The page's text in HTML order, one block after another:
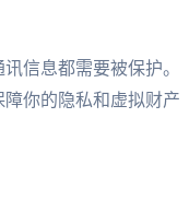
信息都需要被保护。
你的隐私和虚拟财产